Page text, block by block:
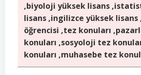
,biyoloji yüksek lisans
lisans ,ingilizce yüksek lisans
öğrencisi ,tez konuları
konuları ,sosyoloji tez
konuları ,muhasebe tez